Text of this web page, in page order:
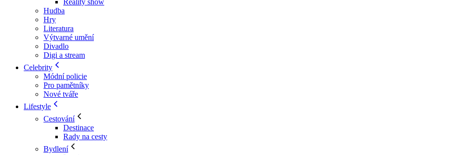
Reality show
Hudba
Hry
Literatura
Výtvarné umění
Divadlo
Digi a stream
Celebrity
Módní policie
Pro pamětníky
Nové tváře
Lifestyle
Cestování
Destinace
Rady na cesty
Bydlení